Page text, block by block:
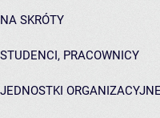
NA SKRÓTY
STUDENCI, PRACOWNICY
JEDNOSTKI ORGANIZACYJNE